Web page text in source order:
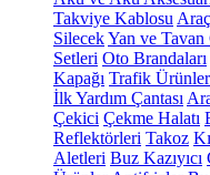
Takviye Kablosu
SilecekYan ve Tavan
Setleri Oto Brandaları
Kapağı Trafik
İlk Yardım Çantası
Çekici Çekme Halatı
Reflektörleri Takoz
Aletleri Buz Kazıyıcı